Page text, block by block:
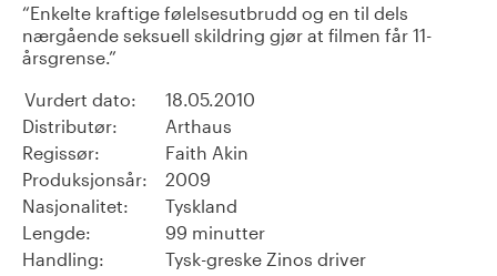
Enkelte kraftige følelsesutbrudd og en til dels
nærgående seksuell skildring gjør at filmen får 11-
årsgrense.
Vurdert dato:
18.05.2010
Distributør:
Arthaus
Regissør:
Faith Akin
Produksjonsår:
2009
Nasjonalitet:
Tyskland
Lengde:
99 minutter
Handling:
Tysk-greske Zinos driver